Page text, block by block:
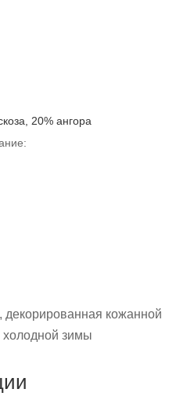
20% ангора
кожанной
зимы